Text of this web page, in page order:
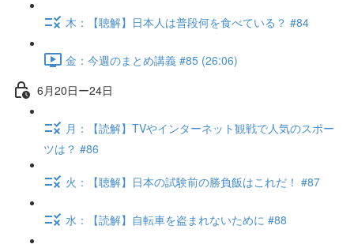
木：【聴解】日本人は普段何を食べている？ #84
金：今週のまとめ講義 #85 (26:06)
6月20日ー24日
月：【読解】TVやインターネット観戦で人気のスポー
ツは？ #86
火：【聴解】日本の試験前の勝負飯はこれだ！ #87
水：【読解】自転車を盗まれないために #88